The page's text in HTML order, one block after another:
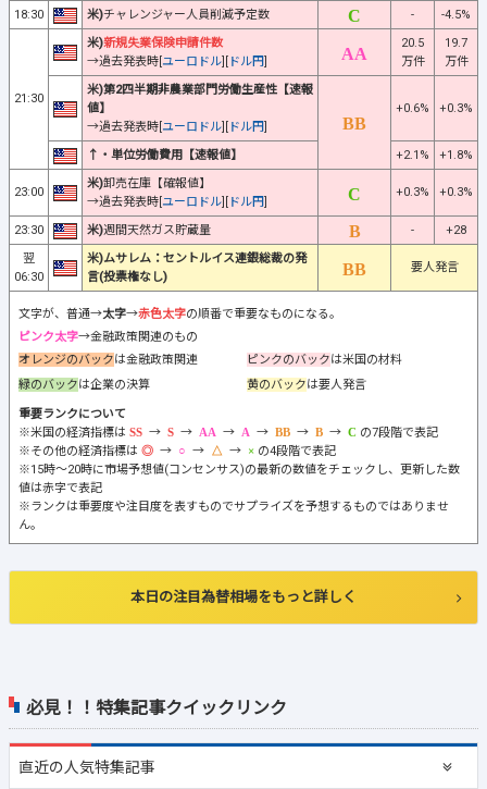
必見！！特集記事クイックリンク
直近の人気特集記事
18:30
米)チャレンジャー人員削減予定数 - -4.5%
21:30
米)新規失業保険申請件数
→過去発表時[ユーロドル][ ドル円]
20.5
万件
19.7
万件
米)第2四半期非農業部門労働生産性【速報
値】
→過去発表時[ユーロドル][ ドル円]
+0.6% +0.3%
↑・単位労働費用【速報値】 +2.1% +1.8%
23:00
米)卸売在庫【確報値】
→過去発表時[ユーロドル][ ドル円]
+0.3% +0.3%
23:30 米)週間天然ガス貯蔵量 -
+28
翌
06:30
米)ムサレム：セントルイス連銀総裁の発
言(投票権なし)
要人発言
文字が、普通→太字→赤色太字の順番で重要なものになる。
ピンク太字→金融政策関連のもの
オレンジのバックは金融政策関連 ピンクのバックは米国の材料
緑のバックは企業の決算 黄のバックは要人発言
重要ランクについて
※米国の経済指標は
→ → → → → →
の7段階で表記
※その他の経済指標は
→ → →
の4段階で表記
※15時～20時に市場予想値(コンセンサス)の最新の数値をチェックし、更新した数
値は赤字で表記
※ランクは重要度や注目度を表すものでサプライズを予想するものではありませ
ん。
本日の注目為替相場をもっと詳しく